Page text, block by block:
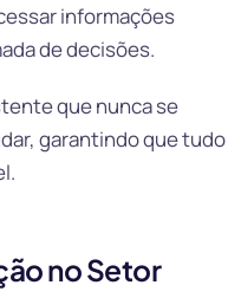
informações
de decisões.
que nunca se
garantindo que tudo
no Setor